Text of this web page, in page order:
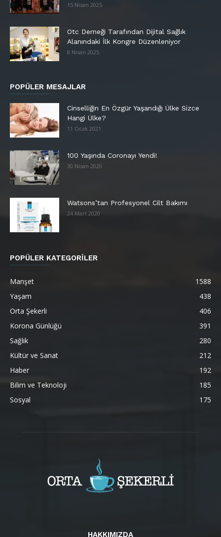
15 Nisan 2025
Otc Derneği Tarafından Dijital Sağlık
Alanındaki İlk Kongre Düzenleniyor
8 Nisan 2025
POPÜLER MESAJLAR
Cinselliğin En Özgür Yaşandığı Ülke Sizce
Hangi Ülke?
11 Ocak 2021
100 Yaşında Coronayı Yendi!
30 Nisan 2020
Watsons’tan Profesyonel Cilt Bakımı
24 Mart 2020
POPÜLER KATEGORİLER
Manşet
1588
Yaşam
438
Orta Şekerli
406
Korona Günlüğü
391
Sağlık
280
Kültür ve Sanat
212
Haber
192
Bilim ve Teknoloji
185
Sosyal
175
HAKKIMIZDA